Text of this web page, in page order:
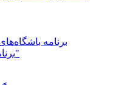
برنامه
برنامه ای با نام "باهم به مریخ برویم"